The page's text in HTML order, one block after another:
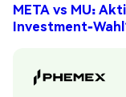
META vs MU:
Investment-